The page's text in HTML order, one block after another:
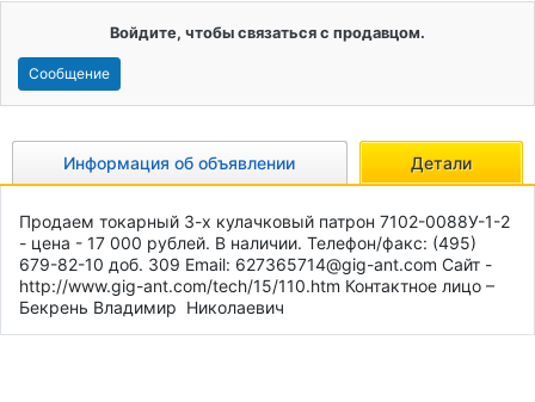
Войдите, чтобы связаться с продавцом.
Сообщение
Информация об объявлении Детали
Продаем токарный 3-х кулачковый патрон 7102-0088У-1-2
- цена - 17 000 рублей. В наличии. Телефон/факс: (495)
679-82-10 доб. 309 Email: 627365714@gig-ant.com Сайт -
http://www.gig-ant.com/tech/15/110.htm Контактное лицо –
Бекрень Владимир  Николаевич